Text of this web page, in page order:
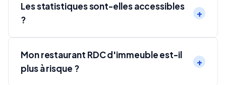
Les statistiques sont-elles accessibles
?
Mon restaurant RDC d'immeuble est-il
plus à risque ?